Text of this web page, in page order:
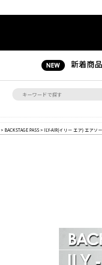
新着商品
> BACKSTAGE PASS > ILY-AIR(イリー エア) エアソ